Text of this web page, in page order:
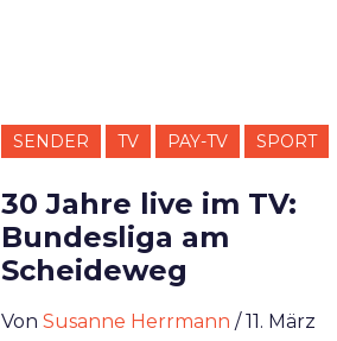
SENDER TV PAY-TV SPORT
30 Jahre live im TV:
Bundesliga am
Scheideweg
Von Susanne Herrmann / 11. März